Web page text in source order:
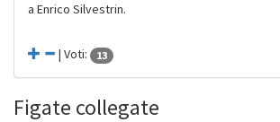
a Enrico Silvestrin.
| Voti: 13
Figate collegate